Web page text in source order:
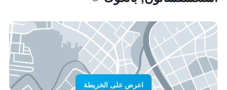
اعرض على الخريطة